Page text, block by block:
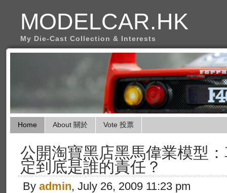
MODELCAR.HK
My Die-Cast Collection & Interests
Home About 關於 Vote 投票
公開淘寶黑店黑馬偉業模型
定到底是誰的責任？
By admin, July 26, 2009 11:23 pm